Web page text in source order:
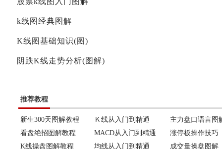
k线图经典图解
K线图基础知识(图)
阴跌K线走势分析(图解)